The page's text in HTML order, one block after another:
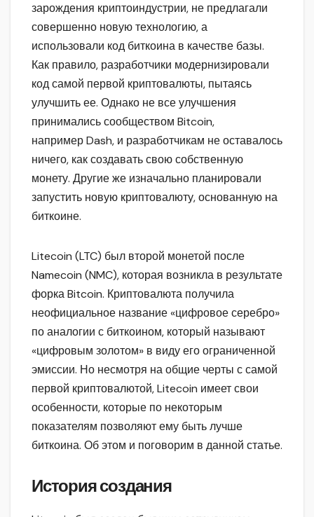
зарождения криптоиндустрии, не предлагали
совершенно новую технологию, а
использовали код биткоина в качестве базы.
Как правило, разработчики модернизировали
код самой первой криптовалюты, пытаясь
улучшить ее. Однако не все улучшения
принимались сообществом Bitcoin,
например Dash, и разработчикам не оставалось
ничего, как создавать свою собственную
монету. Другие же изначально планировали
запустить новую криптовалюту, основанную на
биткоине.
Litecoin (LTC) был второй монетой после
Namecoin (NMC), которая возникла в результате
форка Bitcoin. Криптовалюта получила
неофициальное название «цифровое серебро»
по аналогии с биткоином, который называют
«цифровым золотом» в виду его ограниченной
эмиссии. Но несмотря на общие черты с самой
первой криптовалютой, Litecoin имеет свои
особенности, которые по некоторым
показателям позволяют ему быть лучше
биткоина. Об этом и поговорим в данной статье.
История создания